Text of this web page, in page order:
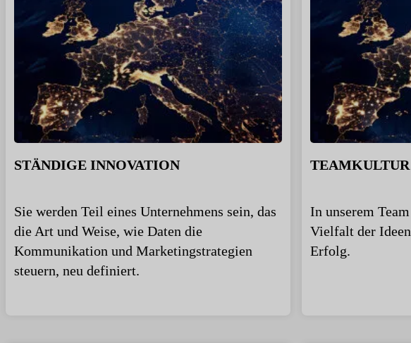
STÄNDIGE INNOVATION
Sie werden Teil eines Unternehmens sein, das
die Art und Weise, wie Daten die
Kommunikation und Marketingstrategien
steuern, neu definiert.
TEAMKULTUR
In unserem
Vielfalt der
Erfolg.